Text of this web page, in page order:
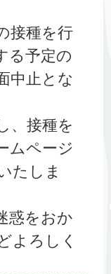
接種を行
る予定の
中止とな
、接種を
ムページ
たしま
惑をおか
よろしく